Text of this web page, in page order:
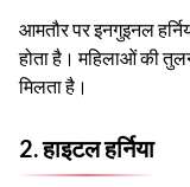
आमतौर पर इनगुइनल
होता है। महिलाओं की
मिलता है।
2. हाइटल हर्निया